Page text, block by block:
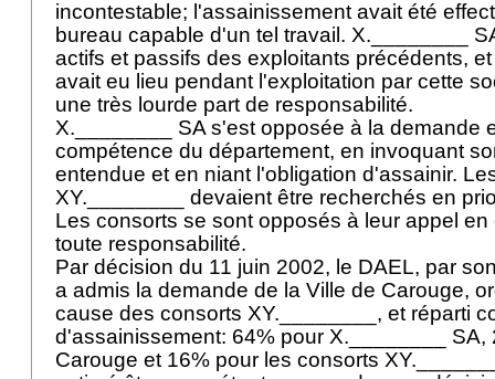
incontestable; l'assainissement avait été
bureau capable d'un tel travail. X.________
actifs et passifs des exploitants précédents,
avait eu lieu pendant l'exploitation par cette
une très lourde part de responsabilité.
X.________ SA s'est opposée à la demande
compétence du département, en invoquant
entendue et en niant l'obligation d'assainir.
XY.________ devaient être recherchés en
Les consorts se sont opposés à leur appel
toute responsabilité.
Par décision du 11 juin 2002, le DAEL, par
a admis la demande de la Ville de Carouge,
cause des consorts XY.________, et réparti
d'assainissement: 64% pour X.________ SA,
Carouge et 16% pour les consorts